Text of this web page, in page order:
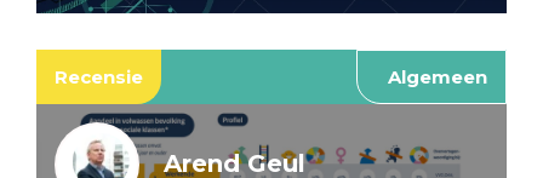
Recensie Algemeen
Arend Geul